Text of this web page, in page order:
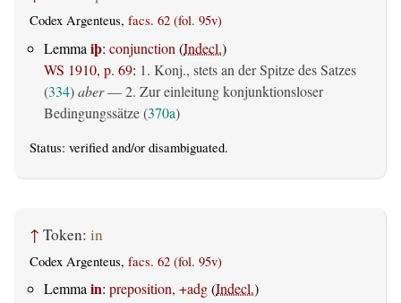
Codex Argenteus, facs. 62 (fol. 95v)
Lemma iþ: conjunction (Indecl.)
WS 1910, p. 69: 1. Konj., stets an der Spitze des Satzes
(334)aber— 2. Zur einleitung konjunktionsloser
Bedingungssätze (370a)
Status: verified and/or disambiguated.
↑ Token: in
Codex Argenteus, facs. 62 (fol. 95v)
Lemma in: preposition, +adg(Indecl.)